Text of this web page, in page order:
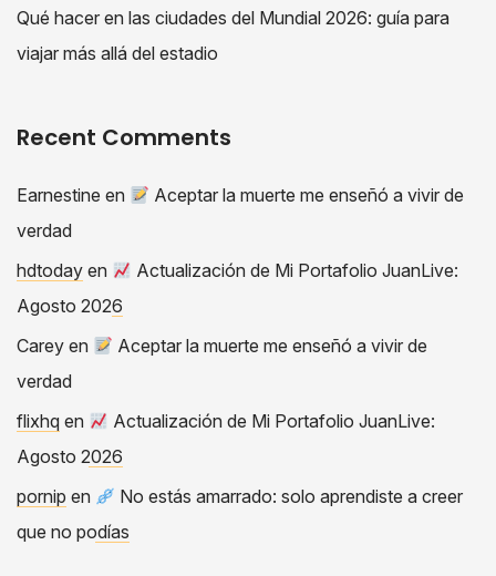
Qué hacer en las ciudades del Mundial 2026: guía para
viajar más allá del estadio
Recent Comments
Earnestine en
Aceptar la muerte me enseñó a vivir de
verdad
hdtoday en
Actualización de Mi Portafolio JuanLive:
Agosto 2026
Carey en
Aceptar la muerte me enseñó a vivir de
verdad
flixhq en
Actualización de Mi Portafolio JuanLive:
Agosto 2026
pornip en
No estás amarrado: solo aprendiste a creer
que no podías